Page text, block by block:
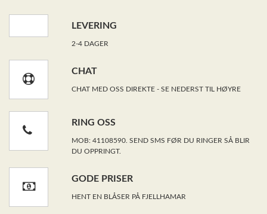
LEVERING
2-4 DAGER
CHAT
CHAT MED OSS DIREKTE - SE NEDERST TIL HØYRE
RING OSS
MOB: 41108590. SEND SMS FØR DU RINGER SÅ BLIR
DU OPPRINGT.
GODE PRISER
HENT EN BLÅSER PÅ FJELLHAMAR